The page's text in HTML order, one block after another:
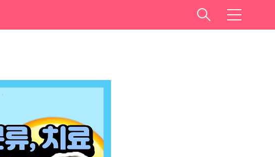
메
뉴
미레나